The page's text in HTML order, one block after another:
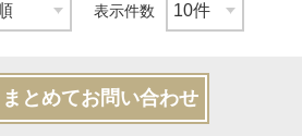
表示件数
まとめてお問い合わせ